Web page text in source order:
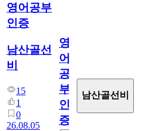
영어공부
인증
남산골선
비
15
1
0
26.08.05
영
어
공
부
인
증
남산골선비